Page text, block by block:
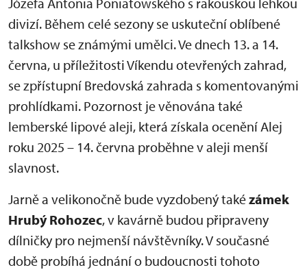
divizí. Během celé sezony se uskuteční oblíbené
talkshow se známými umělci. Ve dnech 13. a 14.
června, u příležitosti Víkendu otevřených zahrad,
se zpřístupní Bredovská zahrada s komentovanými
prohlídkami. Pozornost je věnována také
lemberské lipové aleji, která získala ocenění Alej
roku 2025 – 14. června proběhne v aleji menší
slavnost.
Jarně a velikonočně bude vyzdobený takézámek
Hrubý Rohozec, v kavárně budou připraveny
dílničky pro nejmenší návštěvníky. V současné
době probíhá jednání o budoucnosti tohoto